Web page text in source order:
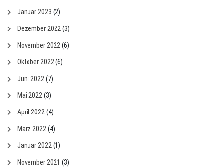
Januar 2023 (2)
Dezember 2022 (3)
November 2022 (6)
Oktober 2022 (6)
Juni 2022 (7)
Mai 2022 (3)
April 2022 (4)
März 2022 (4)
Januar 2022 (1)
November 2021 (3)